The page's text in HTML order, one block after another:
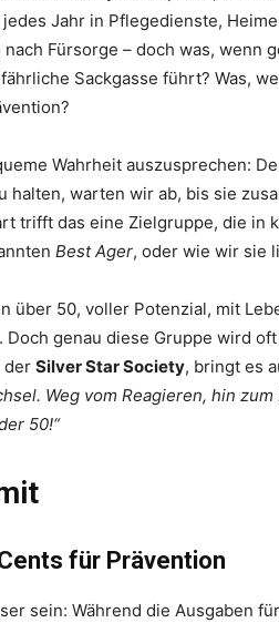
Jahr in Pflegedienste,
Fürsorge – doch was, wenn
Sackgasse führt? Was,
Wahrheit auszusprechen:
halten, warten wir ab, bis sie
trifft das eine Zielgruppe, die in
Best Ager, oder wie wir sie
über 50, voller Potenzial, mit
genau diese Gruppe wird
der Silver Star Society, bringt es
Weg vom Reagieren, hin
50!“
für Prävention
sein: Während die Ausgaben